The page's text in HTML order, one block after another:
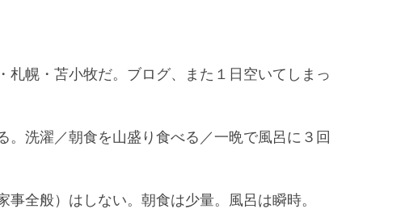
札幌・苫小牧だ。ブログ、また１日空いてしまっ
。洗濯／朝食を山盛り食べる／一晩で風呂に３回
全般）はしない。朝食は少量。風呂は瞬時。